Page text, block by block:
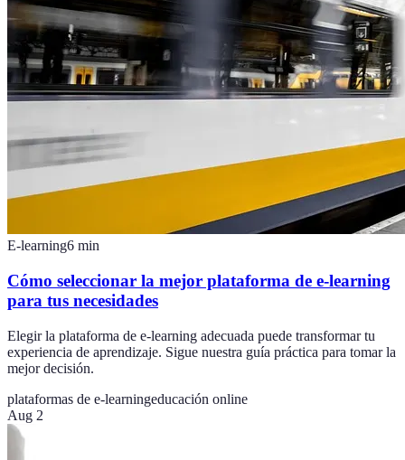
E-learning6 min
Cómo seleccionar la mejor plataforma de e-learning
para tus necesidades
Elegir la plataforma de e-learning adecuada puede transformar tu
experiencia de aprendizaje. Sigue nuestra guía práctica para tomar la
mejor decisión.
plataformas de e-learningeducación online
Aug 2